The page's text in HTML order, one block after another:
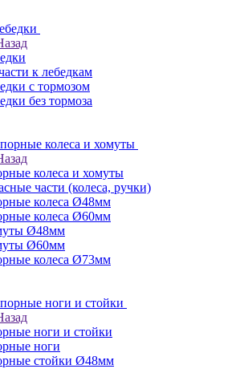
к лебедкам
с тормозом
без тормоза
колеса и хомуты
колеса и хомуты
части (колеса, ручки)
колеса Ø48мм
колеса Ø60мм
Ø48мм
Ø60мм
колеса Ø73мм
ноги и стойки
ноги и стойки
ноги
стойки Ø48мм